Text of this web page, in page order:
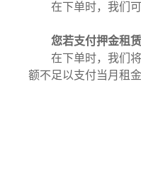
在下单时，我们
您若支付押金租
在下单时，我们
额不足以支付当月租